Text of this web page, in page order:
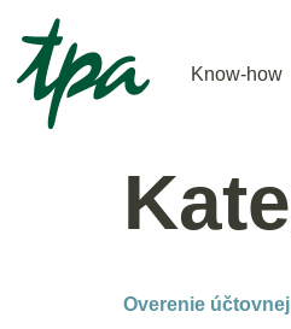
Know-how
Overenie